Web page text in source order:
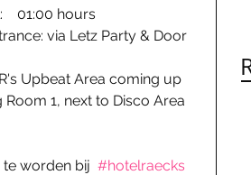
01:00 hours
via Letz Party & Door
Upbeat Area coming up
Room 1, next to Disco Area
worden bij #hotelraecks